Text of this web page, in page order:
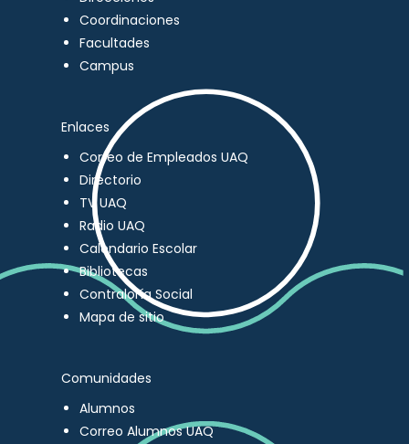
Coordinaciones
Facultades
Campus
Enlaces
Correo de Empleados UAQ
Directorio
TV UAQ
Radio UAQ
Calendario Escolar
Bibliotecas
Contraloría Social
Mapa de sitio
Comunidades
Alumnos
Correo Alumnos UAQ